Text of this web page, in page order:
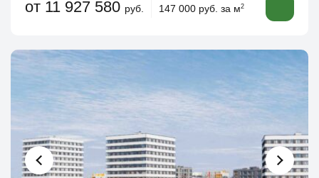
от 11 927 580 руб. 147 000 руб. за м2